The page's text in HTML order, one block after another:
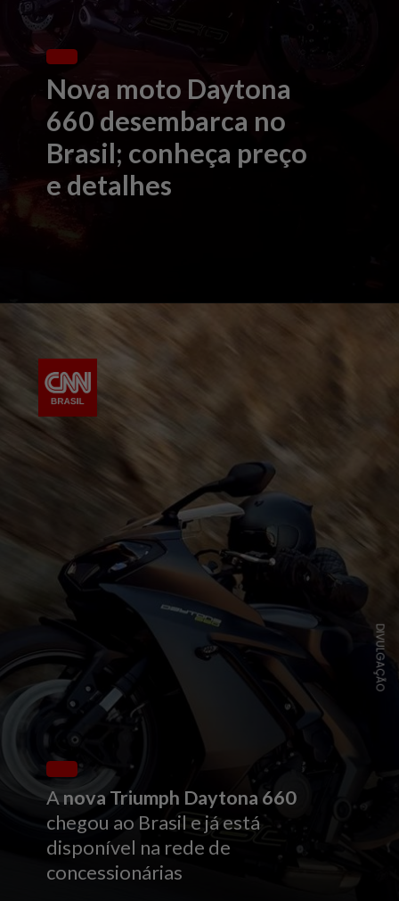
Nova moto Daytona
660 desembarca no
Brasil; conheça preço
e detalhes
DIVULGAÇÃO
A nova Triumph Daytona 660
chegou ao Brasil e já está
disponível na rede de
concessionárias